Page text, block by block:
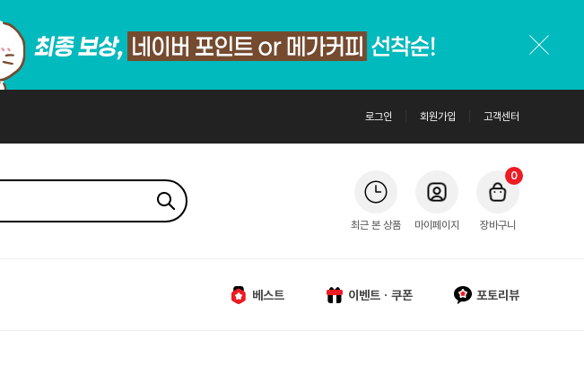
로그인 회원가입 고객센터
최근 본 상품 마이페이지 장바구니
0
베스트 이벤트ㆍ쿠폰 포토리뷰